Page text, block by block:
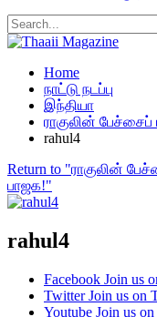
Home
நாட்டு நடப்பு
இந்தியா
ராகுலின் பேச்சைப்
rahul4
Return to "ராகுலின்
பாஜக!"
rahul4
Facebook Join us
Twitter Join us on
Youtube Join us